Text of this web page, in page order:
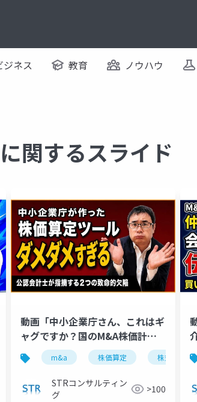
ジネス 教育 ノウハウ
関するスライド
非専任 専任契約 非専任複数仲介
動画「中小企業庁さん、これはギ
ャグですか？国のM&A株価計算
ツールを公認会計士が解説」で投
影したスライド
m&a 株価算定 株式価値
STRコンサルティン
グ
>100